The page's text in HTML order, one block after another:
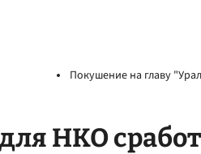
Покушение на главу
НКО